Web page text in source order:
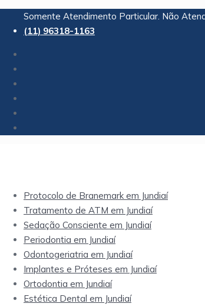
Somente Atendimento Particular. Não
(11) 96318-1163
Protocolo de Branemark em Jundiaí
Tratamento de ATM em Jundiaí
Sedação Consciente em Jundiaí
Periodontia em Jundiaí
Odontogeriatria em Jundiaí
Implantes e Próteses em Jundiaí
Ortodontia em Jundiaí
Estética Dental em Jundiaí